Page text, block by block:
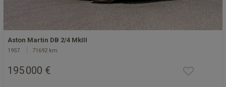
Aston Martin DB 2/4 MkIII
1957 71692 km
195 000 €